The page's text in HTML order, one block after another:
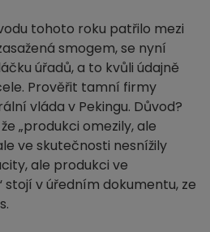
tohoto roku patřilo mezi
smogem, se nyní
úřadů, a to kvůli údajně
Prověřit tamní firmy
vláda v Pekingu. Důvod?
„produkci omezily, ale
ve skutečnosti nesnížily
ale produkci ve
stojí v úředním dokumentu, ze